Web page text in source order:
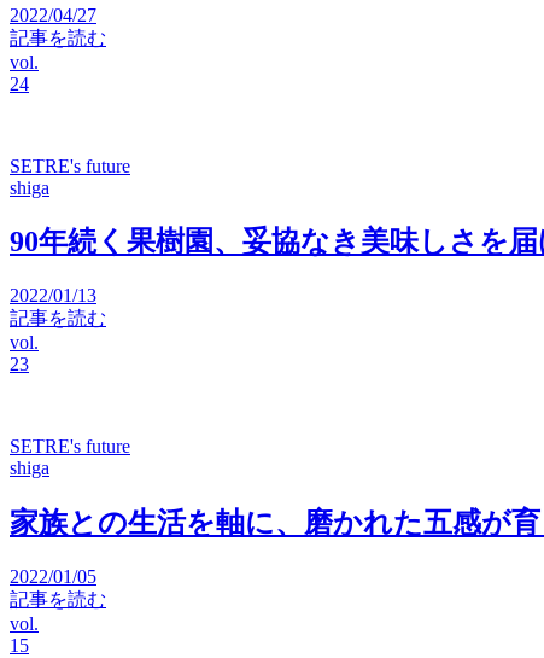
2022/04/27
記事を読む
vol.
24
SETRE's future
shiga
90年続く果樹園、妥協なき美味しさを
2022/01/13
記事を読む
vol.
23
SETRE's future
shiga
家族との生活を軸に、磨かれた五感が
2022/01/05
記事を読む
vol.
15